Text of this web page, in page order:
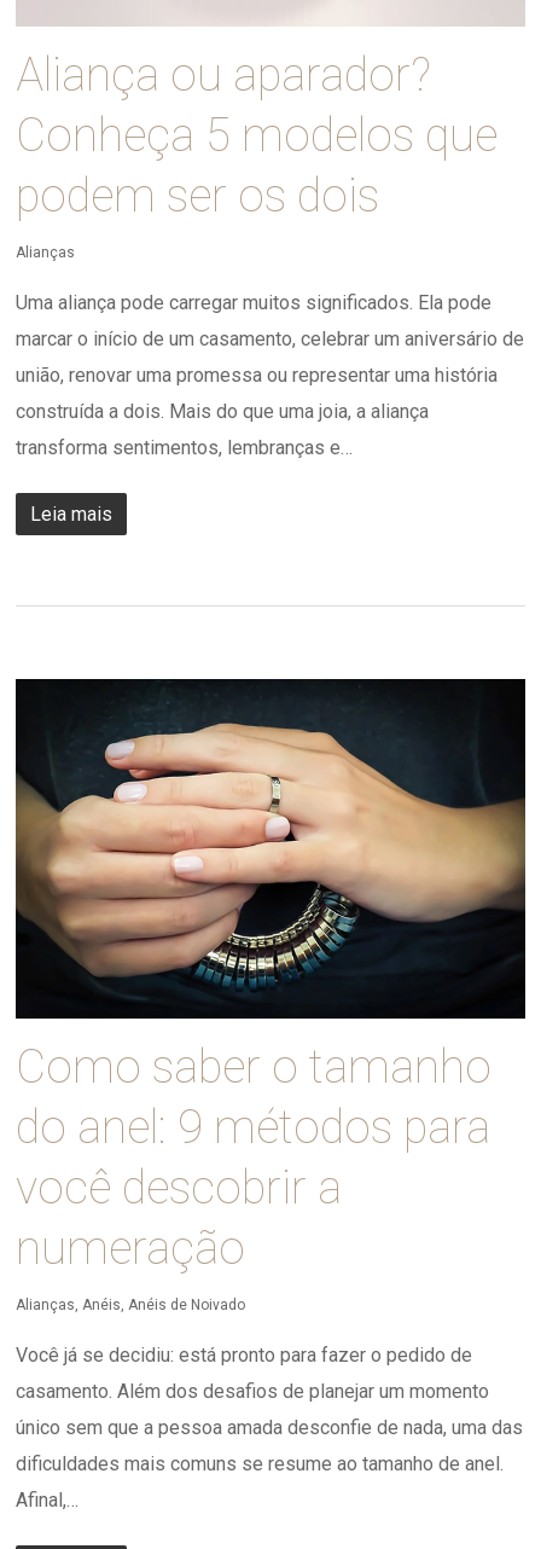
Aliança ou aparador?
Conheça 5 modelos que
podem ser os dois
Alianças
Uma aliança pode carregar muitos significados. Ela pode
marcar o início de um casamento, celebrar um aniversário de
união, renovar uma promessa ou representar uma história
construída a dois. Mais do que uma joia, a aliança
transforma sentimentos, lembranças e…
Leia mais
Como saber o tamanho
do anel: 9 métodos para
você descobrir a
numeração
Alianças Anéis Anéis de Noivado
Você já se decidiu: está pronto para fazer o pedido de
casamento. Além dos desafios de planejar um momento
único sem que a pessoa amada desconfie de nada, uma das
dificuldades mais comuns se resume ao tamanho de anel.
Afinal,…